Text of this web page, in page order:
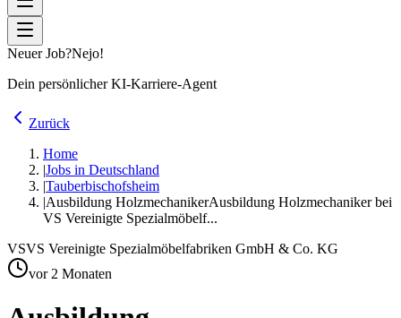
Neuer Job?Nejo!
Dein persönlicher KI-Karriere-Agent
Zurück
Home
|Jobs in Deutschland
|Tauberbischofsheim
|Ausbildung HolzmechanikerAusbildung Holzmechaniker bei
VS Vereinigte Spezialmöbelf...
VSVS Vereinigte Spezialmöbelfabriken GmbH & Co. KG
vor 2 Monaten